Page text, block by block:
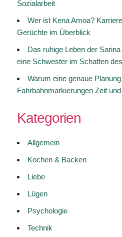
Sozialarbeit
Wer ist Kena Amoa?
Gerüchte im Überblick
Das ruhige Leben der
eine Schwester im Schatten
Warum eine genaue
Fahrbahnmarkierungen Zeit
Kategorien
Allgemein
Kochen & Backen
Liebe
Lügen
Psychologie
Technik